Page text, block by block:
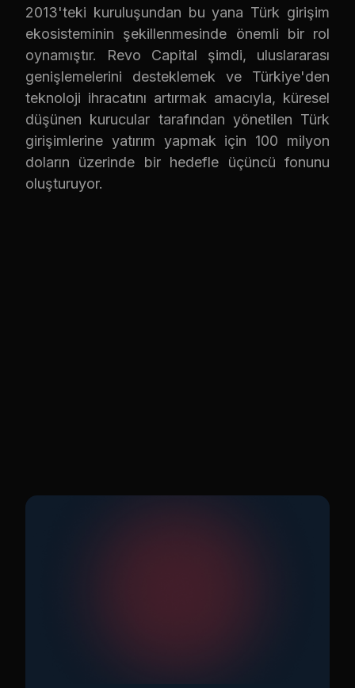
2013'teki kuruluşundan bu yana Türk girişim
ekosisteminin şekillenmesinde önemli bir rol
oynamıştır. Revo Capital şimdi, uluslararası
genişlemelerini desteklemek ve Türkiye'den
teknoloji ihracatını artırmak amacıyla, küresel
düşünen kurucular tarafından yönetilen Türk
girişimlerine yatırım yapmak için 100 milyon
doların üzerinde bir hedefle üçüncü fonunu
oluşturuyor.